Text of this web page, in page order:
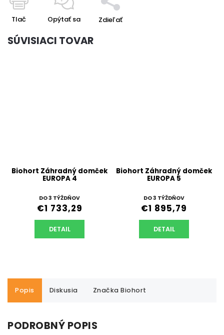
Tlač Opýtať sa Zdieľať
SÚVISIACI TOVAR
Biohort Záhradný domček
EUROPA 4
DO 3 TÝŽDŇOV
€1 733,29
DETAIL
Biohort Záhradný domček
EUROPA 5
DO 3 TÝŽDŇOV
€1 895,79
DETAIL
Popis Diskusia Značka Biohort
PODROBNÝ POPIS